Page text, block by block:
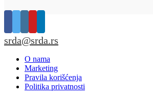
srda@srda.rs
O nama
Marketing
Pravila korišćenja
Politika privatnosti